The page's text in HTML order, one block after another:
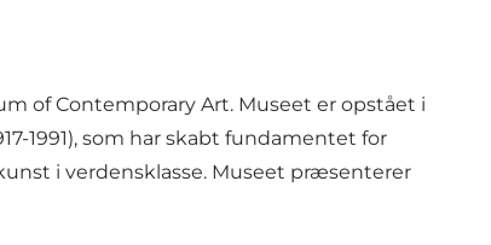
of Contemporary Art. Museet er opstået i
1991), som har skabt fundamentet for
i verdensklasse. Museet præsenterer